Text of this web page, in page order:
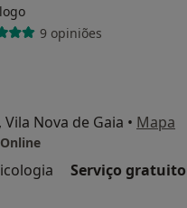
9 opiniões
Nova de Gaia • Mapa
Serviço gratuito